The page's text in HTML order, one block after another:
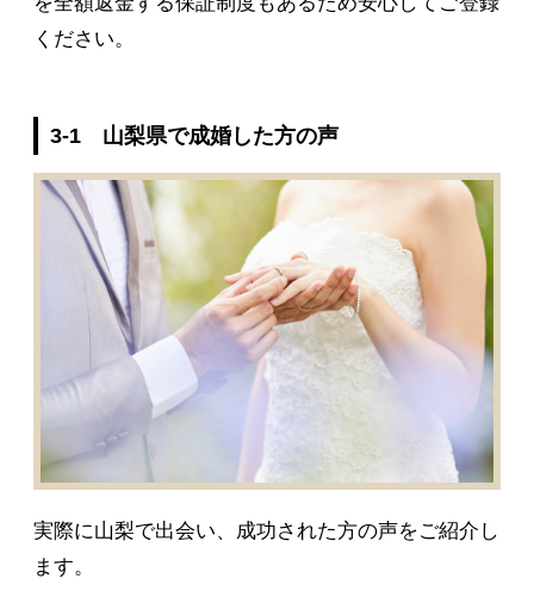
ください。
3-1 山梨県で成婚した方の声
実際に山梨で出会い、成功された方の声をご紹介し
ます。